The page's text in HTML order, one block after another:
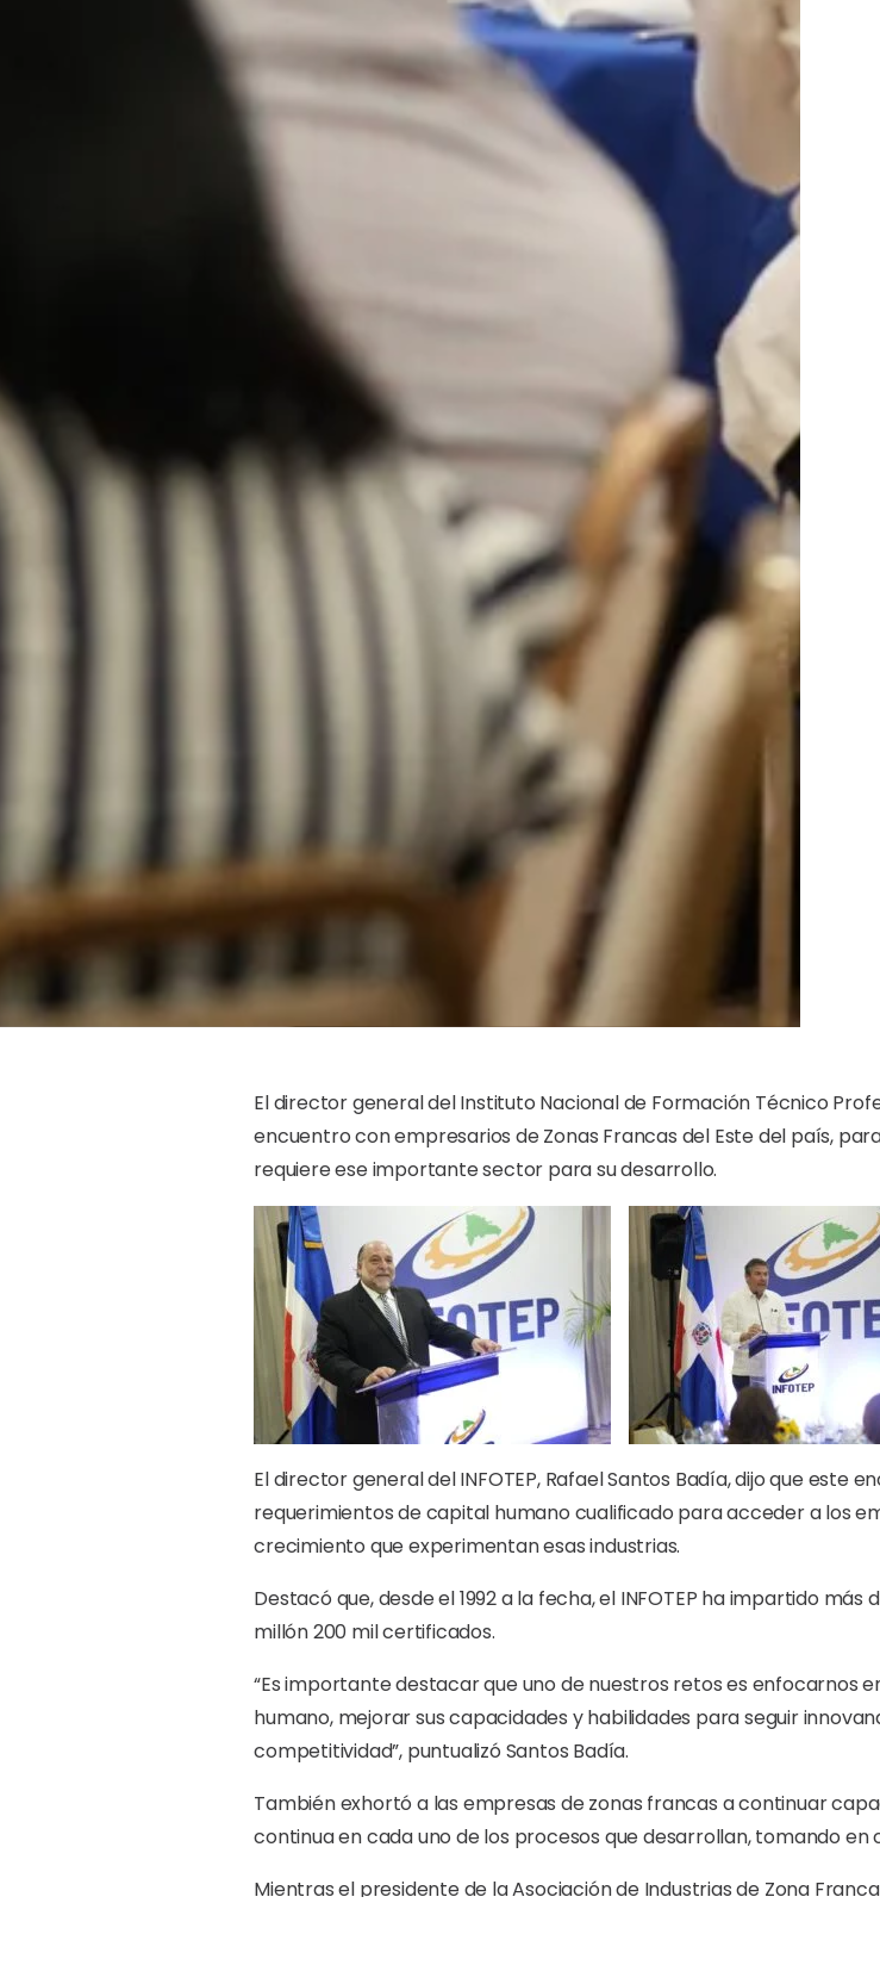
El director general del Instituto Nacional de Formación Técnico
encuentro con empresarios de Zonas Francas del Este del país,
requiere ese importante sector para su desarrollo.
El director general del INFOTEP, Rafael Santos Badía, dijo que este
requerimientos de capital humano cualificado para acceder a los
crecimiento que experimentan esas industrias.
Destacó que, desde el 1992 a la fecha, el INFOTEP ha impartido
millón 200 mil certificados.
“Es importante destacar que uno de nuestros retos es enfocarnos
humano, mejorar sus capacidades y habilidades para seguir
competitividad”, puntualizó Santos Badía.
También exhortó a las empresas de zonas francas a continuar
continua en cada uno de los procesos que desarrollan, tomando
Mientras el presidente de la Asociación de Industrias de Zona